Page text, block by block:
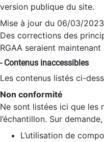
version publique du site.
Mise à jour du 06/03/
Des corrections des
RGAA seraient
- Contenus inaccessibles
Les contenus listés ci-
Non conformité
Ne sont listées ici que les
l’échantillon. Sur
L’utilisation de